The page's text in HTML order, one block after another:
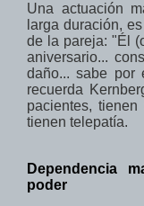
Una actuación
larga duración,
de la pareja: "Él
aniversario...
daño... sabe por
recuerda
pacientes, tienen
tienen telepatía.
Dependencia
poder